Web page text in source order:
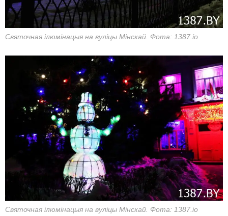
Святочная ілюмінацыя на вуліцы Мінскай. Фота: 1387.io
Святочная ілюмінацыя на вуліцы Мінскай. Фота: 1387.io